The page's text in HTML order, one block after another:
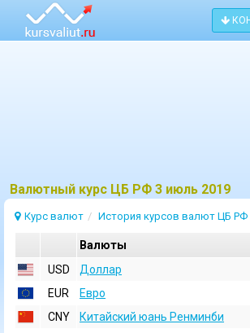
Bалютный курс ЦБ РФ 3 июль 2019
Курс валют История курсов валют ЦБ РФ
Валюты
USD
Доллар
EUR
Евро
CNY
Китайский юань Ренминби